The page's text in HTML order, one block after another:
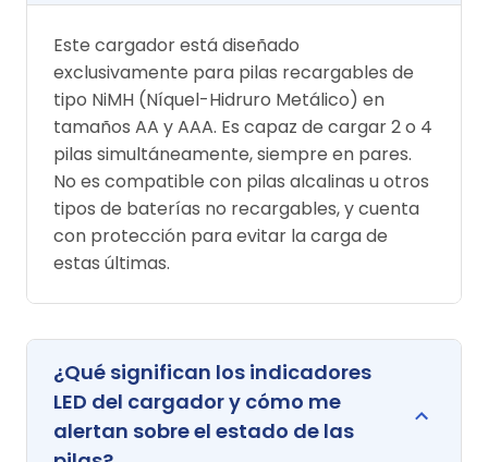
Este cargador está diseñado
exclusivamente para pilas recargables de
tipo NiMH (Níquel-Hidruro Metálico) en
tamaños AA y AAA. Es capaz de cargar 2 o 4
pilas simultáneamente, siempre en pares.
No es compatible con pilas alcalinas u otros
tipos de baterías no recargables, y cuenta
con protección para evitar la carga de
estas últimas.
¿Qué significan los indicadores
LED del cargador y cómo me
alertan sobre el estado de las